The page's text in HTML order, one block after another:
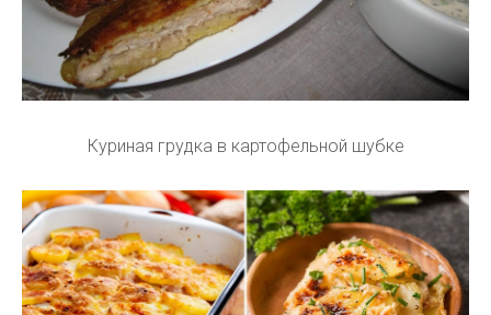
Куриная грудка в картофельной шубке